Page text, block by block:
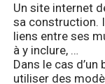
Un site internet
sa construction.
liens entre ses
à y inclure, …
Dans le cas
utiliser des